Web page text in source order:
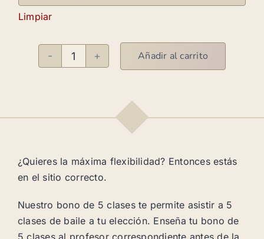
Limpiar
Bono
Añadir al carrito
¿Quieres la máxima flexibilidad? Entonces estás
en el sitio correcto.
Nuestro bono de 5 clases te permite asistir a 5
clases de baile a tu elección. Enseña tu bono de
5 clases al profesor correspondiente antes de la